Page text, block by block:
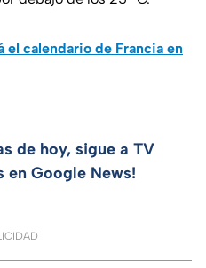
el calendario de Francia en
de hoy, sigue a TV
en Google News!